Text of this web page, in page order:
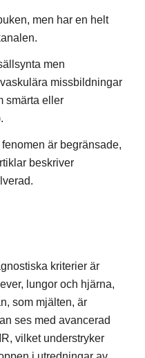
men har en helt
men
missbildningar
smärta eller
är begränsade,
beskriver
kriterier är
lungor och hjärna,
som mjälten, är
ses med avancerad
vilket understryker